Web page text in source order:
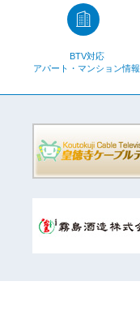
BTV対応
アパート・マンション情報